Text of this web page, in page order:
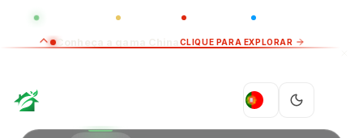
GLOBAL CHINA
PT
Conheça a gama China CLIQUE PARA EXPLORAR